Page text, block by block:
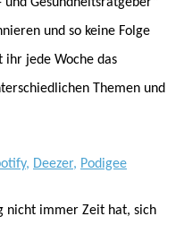
und so keine Folge
ihr jede Woche das
Themen und
, Deezer, Podigee
nicht immer Zeit hat, sich